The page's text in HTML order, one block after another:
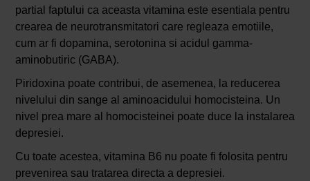
partial faptului ca aceasta vitamina este esentiala pentru
crearea de neurotransmitatori care regleaza emotiile,
cum ar fi dopamina, serotonina si acidul gamma-
aminobutiric (GABA).
Piridoxina poate contribui, de asemenea, la reducerea
nivelului din sange al aminoacidului homocisteina. Un
nivel prea mare al homocisteinei poate duce la instalarea
depresiei.
Cu toate acestea, vitamina B6 nu poate fi folosita pentru
prevenirea sau tratarea directa a depresiei.